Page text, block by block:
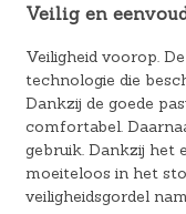
Veilig en
Veiligheid voorop.
technologie die
Dankzij de goede
comfortabel.
gebruik. Dankzij het
moeiteloos in het
veiligheidsgordel